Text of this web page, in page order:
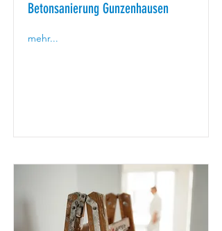
Betonsanierung Gunzenhausen
mehr...